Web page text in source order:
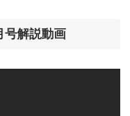
号解説動画